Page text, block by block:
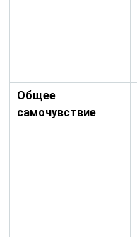
Общее
самочувствие